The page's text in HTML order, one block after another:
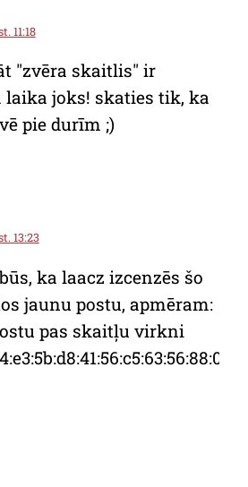
11:18
"zvēra skaitlis" ir
laika joks! skaties tik, ka
pie durīm ;)
13:23
ka laacz izcenzēs šo
jaunu postu, apmēram:
pas skaitļu virkni